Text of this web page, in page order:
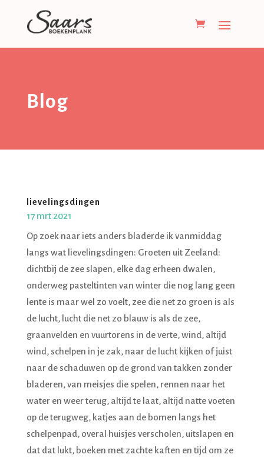
Blog
lievelingsdingen
17 mrt 2021
Op zoek naar iets anders bladerde ik vanmiddag
langs wat lievelingsdingen: Groeten uit Zeeland:
dichtbij de zee slapen, elke dag erheen dwalen,
onderweg pasteltinten van winter die nog lang geen
lente is maar wel zo voelt, zee die net zo groen is als
de lucht, lucht die net zo blauw is als de zee,
graanvelden en vuurtorens in de verte, wind, altijd
wind, schelpen in je zak, naar de lucht kijken of juist
naar de schaduwen op de grond van takken zonder
bladeren, van meisjes die spelen, rennen naar het
water en weer terug, altijd te laat, altijd natte voeten
op de terugweg, katjes aan de bomen langs het
schelpenpad, overal huisjes verscholen, uitslapen en
dat dat lukt, boeken met zachte kaften en tijd om ze